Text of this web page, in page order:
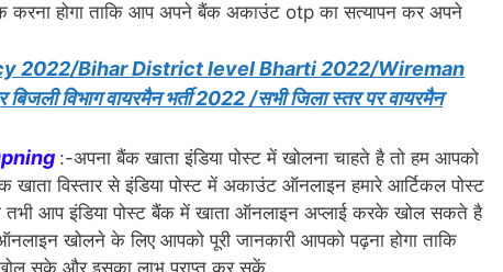
करना होगा ताकि आप अपने बैंक अकाउंट otp का सत्यापन कर अपने
2022/Bihar District level Bharti 2022/Wireman
विभाग वायरमैन भर्ती 2022 /सभी जिला स्तर पर वायरमैन
:-अपना बैंक खाता इंडिया पोस्ट में खोलना चाहते है तो हम आपको
विस्तार से इंडिया पोस्ट में अकाउंट ऑनलाइन हमारे आर्टिकल पोस्ट
आप इंडिया पोस्ट बैंक में खाता ऑनलाइन अप्लाई करके खोल सकते है
खोलने के लिए आपको पूरी जानकारी आपको पढ़ना होगा ताकि